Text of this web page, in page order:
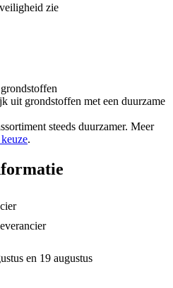
zie
uit grondstoffen met een duurzame
steeds duurzamer. Meer
.
en 19 augustus